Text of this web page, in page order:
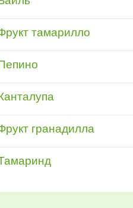
тамарилло
гранадилла